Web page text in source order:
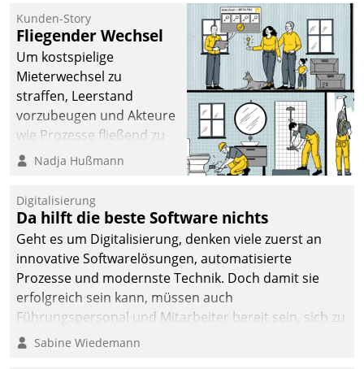
Kunden-Story
Fliegender Wechsel
Um kostspielige
Mieterwechsel zu
straffen, Leerstand
vorzubeugen und Akteure
wie Prozesse fließend zu
vernetzen, nutzt die
Jahresbeginn eine
Überblick, Einsicht und
Eingriff bietende Lösung.
Zur Entwicklung setzte
man auf
Cloudtechnologie,
bewährte und Startup-
agile Projektmethoden.
Nadja Hußmann
Digitalisierung
Da hilft die beste Software nichts
Geht es um Digitalisierung, denken viele zuerst an
innovative Softwarelösungen, automatisierte
Prozesse und modernste Technik. Doch damit sie
erfolgreich sein kann, müssen auch
Führungspersonal und Mitarbeiter bereit sein, sich zu
verändern und anzupassen, sonst werden sie an ihr
Sabine Wiedemann